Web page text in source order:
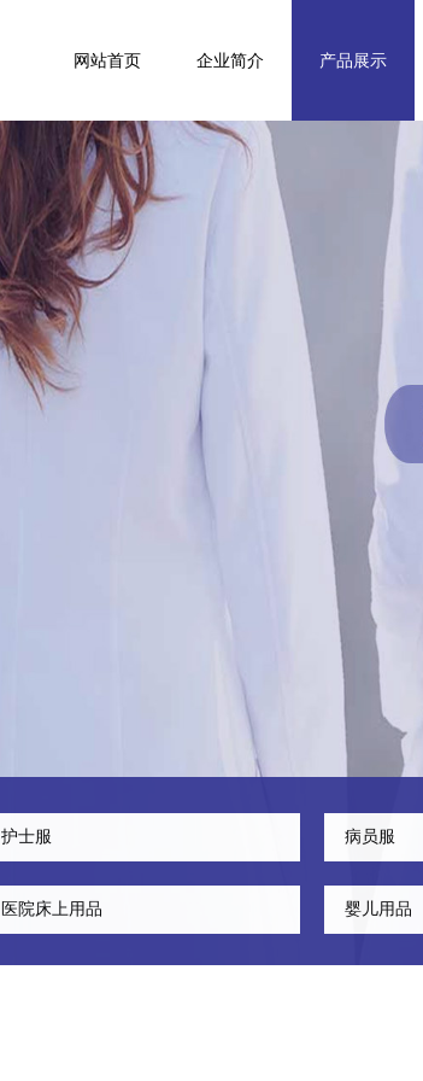
网站首页 企业简介 产品展示
护士服 病员服
医院床上用品 婴儿用品